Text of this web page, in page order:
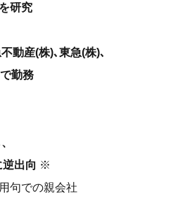
研究
動産(株)､東急(株)､
勤務
出向 ※
句での親会社